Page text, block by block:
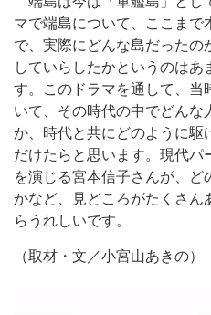
マで端島について、ここま
で、実際にどんな島だったの
していらしたかというのはあ
す。このドラマを通して、当
いて、その時代の中でどんな
か、時代と共にどのように駆
だけたらと思います。現代パ
を演じる宮本信子さんが、
かなど、見どころがたくさん
らうれしいです。
（取材・文／小宮山あきの）